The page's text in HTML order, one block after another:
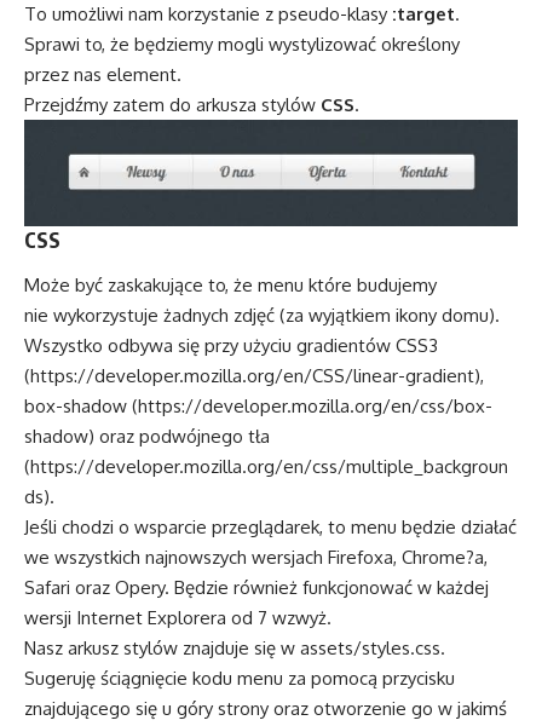
To umożliwi nam korzystanie z pseudo-klasy :target.
Sprawi to, że będziemy mogli wystylizować określony
przez nas element.
Przejdźmy zatem do arkusza stylów CSS.
CSS
Może być zaskakujące to, że menu które budujemy
nie wykorzystuje żadnych zdjęć (za wyjątkiem ikony domu).
Wszystko odbywa się przy użyciu gradientów CSS3
(https://developer.mozilla.org/en/CSS/linear-gradient),
box-shadow (https://developer.mozilla.org/en/css/box-
shadow) oraz podwójnego tła
(https://developer.mozilla.org/en/css/multiple_backgroun
ds).
Jeśli chodzi o wsparcie przeglądarek, to menu będzie działać
we wszystkich najnowszych wersjach Firefoxa, Chrome?a,
Safari oraz Opery. Będzie również funkcjonować w każdej
wersji Internet Explorera od 7 wzwyż.
Nasz arkusz stylów znajduje się w assets/styles.css.
Sugeruję ściągnięcie kodu menu za pomocą przycisku
znajdującego się u góry strony oraz otworzenie go w jakimś